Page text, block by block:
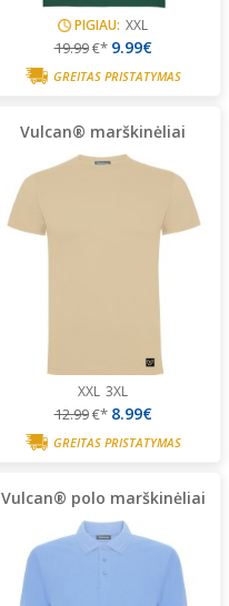
PIGIAU: XXL
19.99€* 9.99€
GREITAS PRISTATYMAS
Vulcan® marškinėliai
XXL 3XL
12.99€* 8.99€
GREITAS PRISTATYMAS
Vulcan® polo marškinėliai